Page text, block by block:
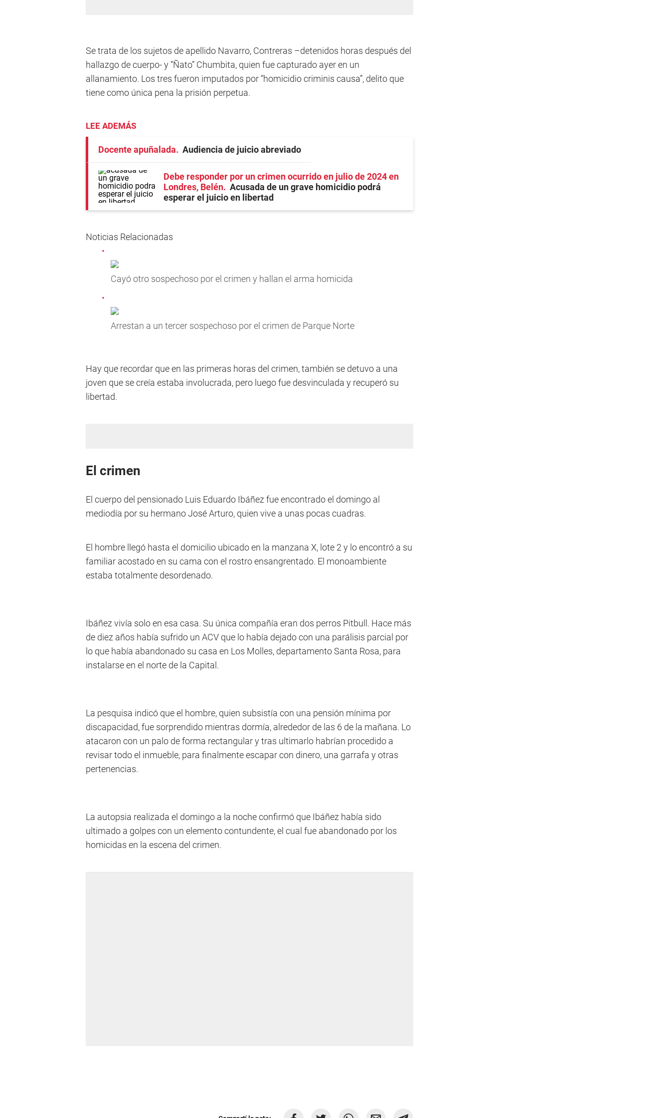
Se trata de los sujetos de apellido Navarro, Contreras –detenidos horas después del
hallazgo de cuerpo- y “Ñato” Chumbita, quien fue capturado ayer en un
allanamiento. Los tres fueron imputados por “homicidio criminis causa”, delito que
tiene como única pena la prisión perpetua.
LEE ADEMÁS
Docente apuñalada Audiencia de juicio abreviado
Debe responder por un crimen ocurrido en julio de 2024 en
Londres, Belén
Acusada de un grave homicidio podrá
esperar el juicio en libertad
Noticias Relacionadas
Cayó otro sospechoso por el crimen y hallan el arma homicida
Arrestan a un tercer sospechoso por el crimen de Parque Norte
Hay que recordar que en las primeras horas del crimen, también se detuvo a una
joven que se creía estaba involucrada, pero luego fue desvinculada y recuperó su
libertad.
El crimen
El cuerpo del pensionado Luis Eduardo Ibáñez fue encontrado el domingo al
mediodía por su hermano José Arturo, quien vive a unas pocas cuadras.
El hombre llegó hasta el domicilio ubicado en la manzana X, lote 2 y lo encontró a su
familiar acostado en su cama con el rostro ensangrentado. El monoambiente
estaba totalmente desordenado.
Ibáñez vivía solo en esa casa. Su única compañía eran dos perros Pitbull. Hace más
de diez años había sufrido un ACV que lo había dejado con una parálisis parcial por
lo que había abandonado su casa en Los Molles, departamento Santa Rosa, para
instalarse en el norte de la Capital.
La pesquisa indicó que el hombre, quien subsistía con una pensión mínima por
discapacidad, fue sorprendido mientras dormía, alrededor de las 6 de la mañana. Lo
atacaron con un palo de forma rectangular y tras ultimarlo habrían procedido a
revisar todo el inmueble, para finalmente escapar con dinero, una garrafa y otras
pertenencias.
La autopsia realizada el domingo a la noche confirmó que Ibáñez había sido
ultimado a golpes con un elemento contundente, el cual fue abandonado por los
homicidas en la escena del crimen.